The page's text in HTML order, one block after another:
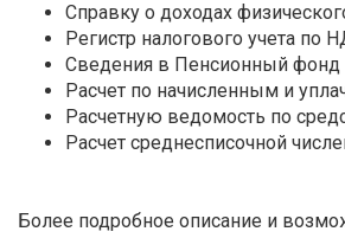
Справку о доходах
Регистр налогового учета по
Сведения в Пенсионный
Расчет по начисленным и
Расчетную ведомость по
Расчет среднесписочной
Более подробное описание и